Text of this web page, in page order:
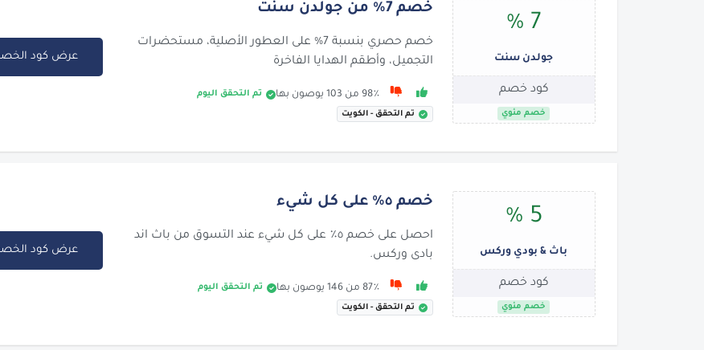
7 %
جولدن سنت
كود خصم
خصم مئوي
خصم 7% من جولدن سنت
خصم حصري بنسبة 7% على العطور الأصلية، مستحضرات
التجميل، وأطقم الهدايا الفاخرة
98٪ من 103 يوصون بها تم التحقق اليوم
تم التحقق - الكويت
عرض كود
5 %
باث & بودي وركس
كود خصم
خصم مئوي
خصم ٥٪ على كل شيء
احصل على خصم ٥٪ على كل شيء عند التسوق من باث اند
بادى وركس.
87٪ من 146 يوصون بها تم التحقق اليوم
تم التحقق - الكويت
عرض كود